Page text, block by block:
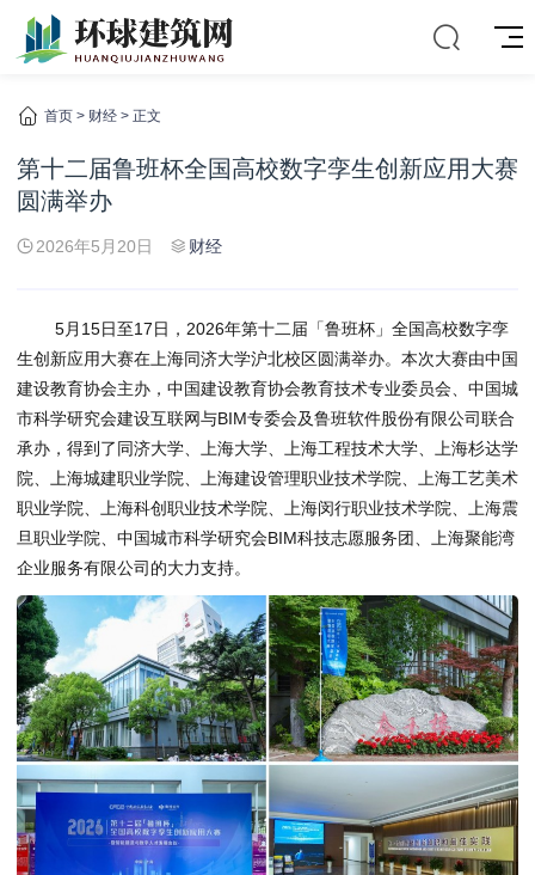
首页 > 财经 > 正文
第十二届鲁班杯全国高校数字孪生创新应用大赛
圆满举办
2026年5月20日 财经
5月15日至17日，2026年第十二届「鲁班杯」全国高校数字孪
生创新应用大赛在上海同济大学沪北校区圆满举办。本次大赛由中国
建设教育协会主办，中国建设教育协会教育技术专业委员会、中国城
市科学研究会建设互联网与BIM专委会及鲁班软件股份有限公司联合
承办，得到了同济大学、上海大学、上海工程技术大学、上海杉达学
院、上海城建职业学院、上海建设管理职业技术学院、上海工艺美术
职业学院、上海科创职业技术学院、上海闵行职业技术学院、上海震
旦职业学院、中国城市科学研究会BIM科技志愿服务团、上海聚能湾
企业服务有限公司的大力支持。